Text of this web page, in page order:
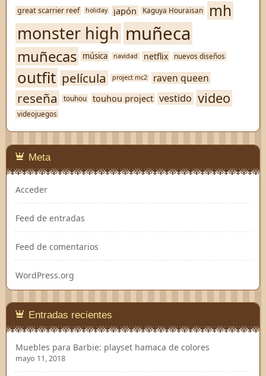
great scarrier reef holiday japón Kaguya Houraisan mh
monster high muñeca
muñecas música navidad netflix nuevos diseños
outfit película project mc2 raven queen
reseña touhou touhou project vestido video
videojuegos
Meta
Acceder
Feed de entradas
Feed de comentarios
WordPress.org
Entradas recientes
Muebles para Barbie: playset hamaca de colores
mayo 11, 2018